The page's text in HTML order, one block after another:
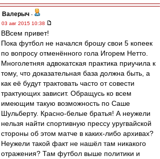
Валерыч -
03 авг 2015 10:38
ВВсем привет!
Пока футбол не начался брошу свои 5 копеек
по вопросу отменённого гола Игорем Нетто.
Многолетняя адвокатская практика приучила к
тому, что доказательная база должна быть, а
как её будут трактовать часто от совести
трактующих зависит. Обращусь ко всем
имеющим такую возможность по Саше
Шульберту. Красно-белые братья! А неужели
нельзя найти спортивную прессу уругвайской
стороны об этом матче в каких-либо архивах?
Неужели такой факт не нашёл там никакого
отражения? Там футбол выше политики и